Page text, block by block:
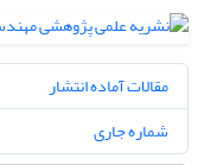
مقالات آماده انتشار
شماره جاری